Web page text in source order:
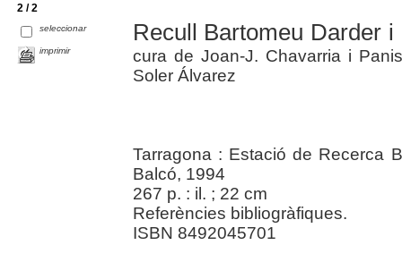
2 / 2
seleccionar
imprimir
Recull Bartomeu Darder
cura de Joan-J. Chavarria i
Soler Álvarez
Tarragona : Estació de Recerca
Balcó, 1994
267 p. : il. ; 22 cm
Referències bibliogràfiques.
ISBN 8492045701